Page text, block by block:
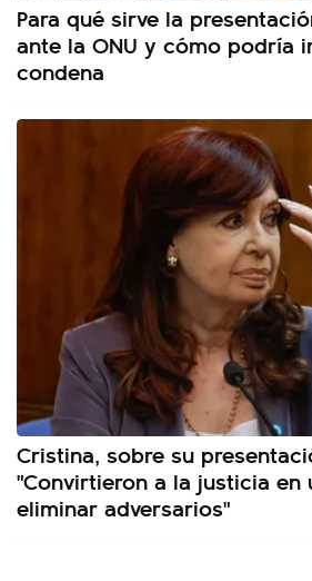
Para qué sirve la
ante la ONU y cómo podría
condena
Cristina, sobre su
"Convirtieron a la justicia en
eliminar adversarios"